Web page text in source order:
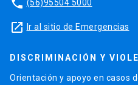
phone (56)95504 5000
launch Ir al sitio de Emergencias
DISCRIMINACIÓN Y
Orientación y apoyo en casos